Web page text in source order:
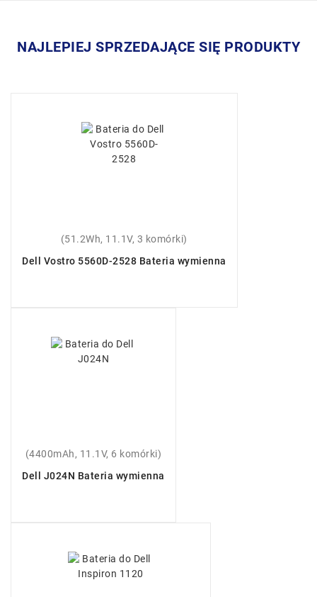
NAJLEPIEJ SPRZEDAJĄCE SIĘ PRODUKTY
(51.2Wh, 11.1V, 3 komórki)
Dell Vostro 5560D-2528 Bateria wymienna
(4400mAh, 11.1V, 6 komórki)
Dell J024N Bateria wymienna